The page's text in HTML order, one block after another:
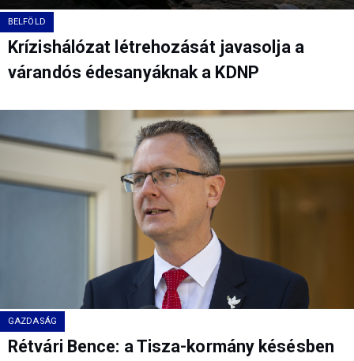
BELFÖLD
Krízishálózat létrehozását javasolja a
várandós édesanyáknak a KDNP
GAZDASÁG
Rétvári Bence: a Tisza-kormány késésben